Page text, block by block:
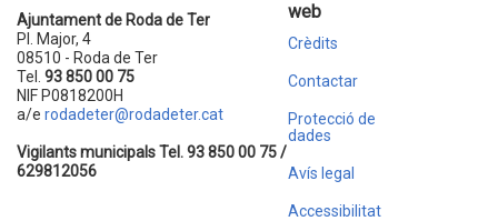
Ajuntament de Roda de Ter
Pl. Major, 4
08510 - Roda de Ter
Tel. 93 850 00 75
NIF P0818200H
a/e rodadeter@rodadeter.cat
Vigilants municipals Tel. 93 850 00 75 /
629812056
web
Crèdits
Contactar
Protecció de
dades
Avís legal
Accessibilitat